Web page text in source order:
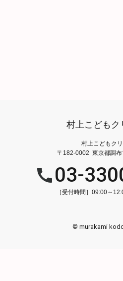
村上こどもク
村上こどもク
〒182-0002 東京都調
03-
［受付時間］09:00～
© murakami